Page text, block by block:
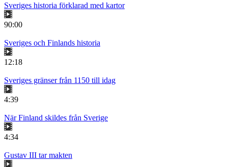
Sveriges historia förklarad med kartor
90:00
Sveriges och Finlands historia
12:18
Sveriges gränser från 1150 till idag
4:39
När Finland skildes från Sverige
4:34
Gustav III tar makten